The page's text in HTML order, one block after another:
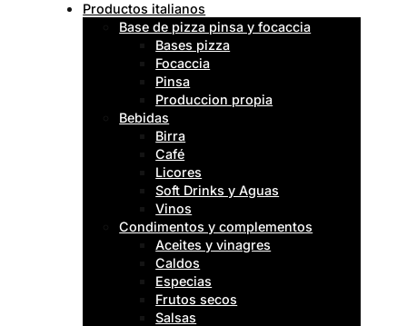
Productos italianos
Base de pizza pinsa y focaccia
Bases pizza
Focaccia
Pinsa
Produccion propia
Bebidas
Birra
Café
Licores
Soft Drinks y Aguas
Vinos
Condimentos y complementos
Aceites y vinagres
Caldos
Especias
Frutos secos
Salsas